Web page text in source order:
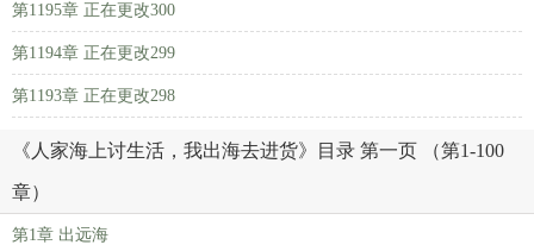
第1195章 正在更改300
第1194章 正在更改299
第1193章 正在更改298
《人家海上讨生活，我出海去进货》目录 第一页 （第1-100
章）
第1章 出远海